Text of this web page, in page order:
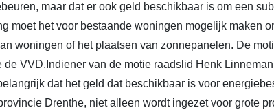
maar dat er ook geld beschikbaar is om een
moet het voor bestaande woningen mogelijk maken
woningen of het plaatsen van zonnepanelen. De
de VVD.Indiener van de motie raadslid Henk
dat het geld dat beschikbaar is voor
Drenthe, niet alleen wordt ingezet voor grote